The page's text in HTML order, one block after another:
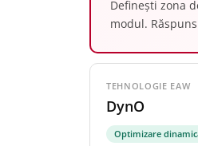
Definești zona
modul.
TEHNOLOGIE EAW
DynO
Optimizare